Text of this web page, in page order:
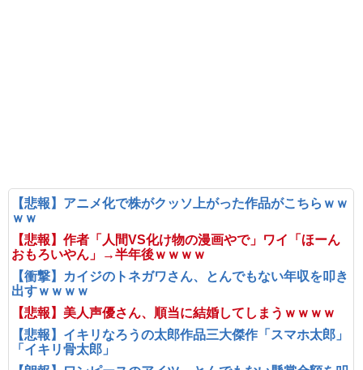
【悲報】アニメ化で株がクッソ上がった作品がこちらｗｗ
ｗｗ
【悲報】作者「人間VS化け物の漫画やで」ワイ「ほーん
おもろいやん」→半年後ｗｗｗｗ
【衝撃】カイジのトネガワさん、とんでもない年収を叩き
出すｗｗｗｗ
【悲報】美人声優さん、順当に結婚してしまうｗｗｗｗ
【悲報】イキリなろうの太郎作品三大傑作「スマホ太郎」
「イキリ骨太郎」